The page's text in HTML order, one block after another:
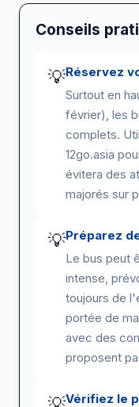
Conseils
💡Réservez
Surtout en
février), les
complets.
12go.asia
évitera des
majorés sur
💡Préparez
Le bus peut
intense,
toujours de
portée de
avec des
proposent
Vérifiez le